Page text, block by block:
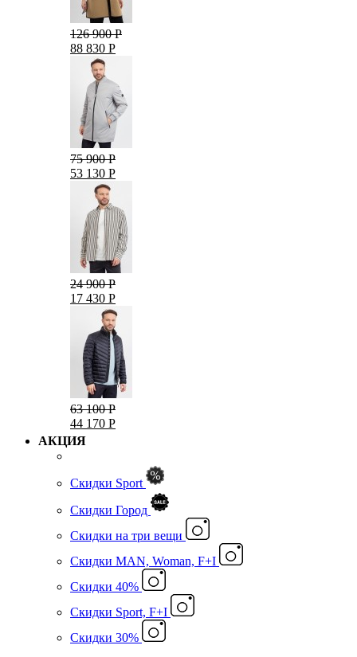
126 900 Р
88 830 Р
75 900 Р
53 130 Р
24 900 Р
17 430 Р
63 100 Р
44 170 Р
АКЦИЯ
Скидки Sport
Скидки Город
Cкидки на три вещи
Скидки MAN, Woman, F+I
Скидки 40%
Скидки Sport, F+I
Скидки 30%